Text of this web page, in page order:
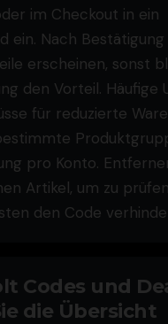
im Checkout in ein
ein. Nach Bestätigung
erscheinen, sonst
den Vorteil. Häufige
für reduzierte
pro Konto.
Artikel, um zu
den Code
Codes und
die Übersicht